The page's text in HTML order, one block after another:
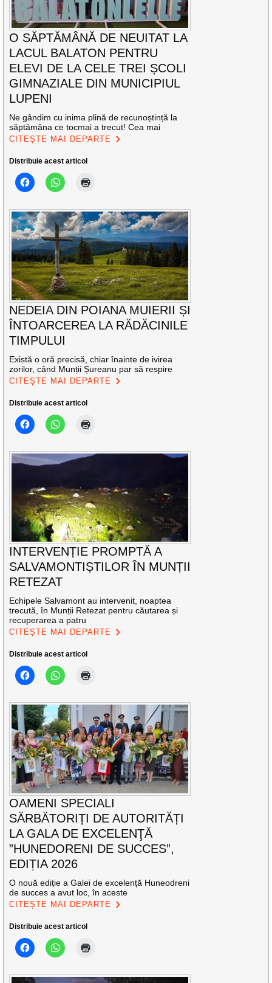
O SĂPTĂMÂNĂ DE NEUITAT LA
LACUL BALATON PENTRU
ELEVI DE LA CELE TREI ȘCOLI
GIMNAZIALE DIN MUNICIPIUL
LUPENI
Ne gândim cu inima plină de recunoștință la
săptămâna ce tocmai a trecut! Cea mai
CITEȘTE MAI DEPARTE
Distribuie acest articol
NEDEIA DIN POIANA MUIERII ȘI
ÎNTOARCEREA LA RĂDĂCINILE
TIMPULUI
Există o oră precisă, chiar înainte de ivirea
zorilor, când Munții Șureanu par să respire
CITEȘTE MAI DEPARTE
Distribuie acest articol
INTERVENȚIE PROMPTĂ A
SALVAMONTIȘTILOR ÎN MUNȚII
RETEZAT
Echipele Salvamont au intervenit, noaptea
trecută, în Munții Retezat pentru căutarea și
recuperarea a patru
CITEȘTE MAI DEPARTE
Distribuie acest articol
OAMENI SPECIALI
SĂRBĂTORIȚI DE AUTORITĂȚI
LA GALA DE EXCELENŢĂ
”HUNEDORENI DE SUCCES”,
EDIȚIA 2026
O nouă ediție a Galei de excelență Huneodreni
de succes a avut loc, în aceste
CITEȘTE MAI DEPARTE
Distribuie acest articol